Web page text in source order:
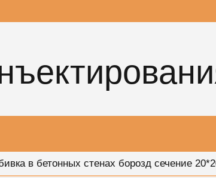
в бетонных стенах борозд сечение